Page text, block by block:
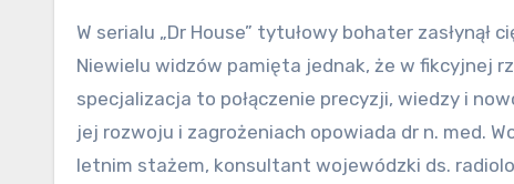
W serialu „Dr House” tytułowy bohater zasłynął ciętym językiem i nieszablonowym podejściem do pacjentów.
Niewielu widzów pamięta jednak, że w fikcyjnej
specjalizacja to połączenie precyzji, wiedzy i
jej rozwoju i zagrożeniach opowiada dr n. med.
letnim stażem, konsultant wojewódzki ds.